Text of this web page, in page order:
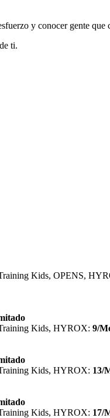
y conocer gente que
ti.
Kids, OPENS,
Kids, HYROX: 9/
Kids, HYROX: 13/
Kids, HYROX: 17/